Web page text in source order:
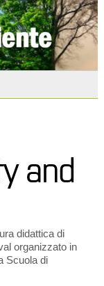
and
didattica di
organizzato in
Scuola di